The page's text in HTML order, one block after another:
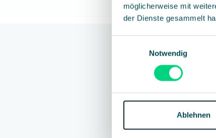
möglicherweise mit
der Dienste gesammelt
Notwendig
Ablehnen
Überwinde